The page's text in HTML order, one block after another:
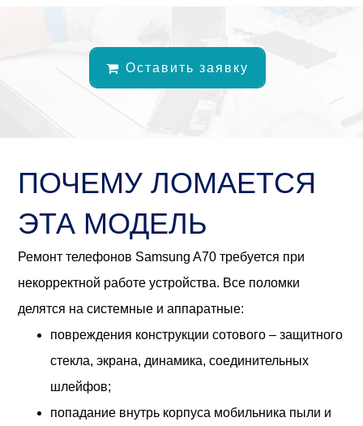
Оставить заявку
ПОЧЕМУ ЛОМАЕТСЯ
ЭТА МОДЕЛЬ
Ремонт телефонов Samsung A70 требуется при
некорректной работе устройства. Все поломки
делятся на системные и аппаратные:
повреждения конструкции сотового – защитного
стекла, экрана, динамика, соединительных
шлейфов;
попадание внутрь корпуса мобильника пыли и